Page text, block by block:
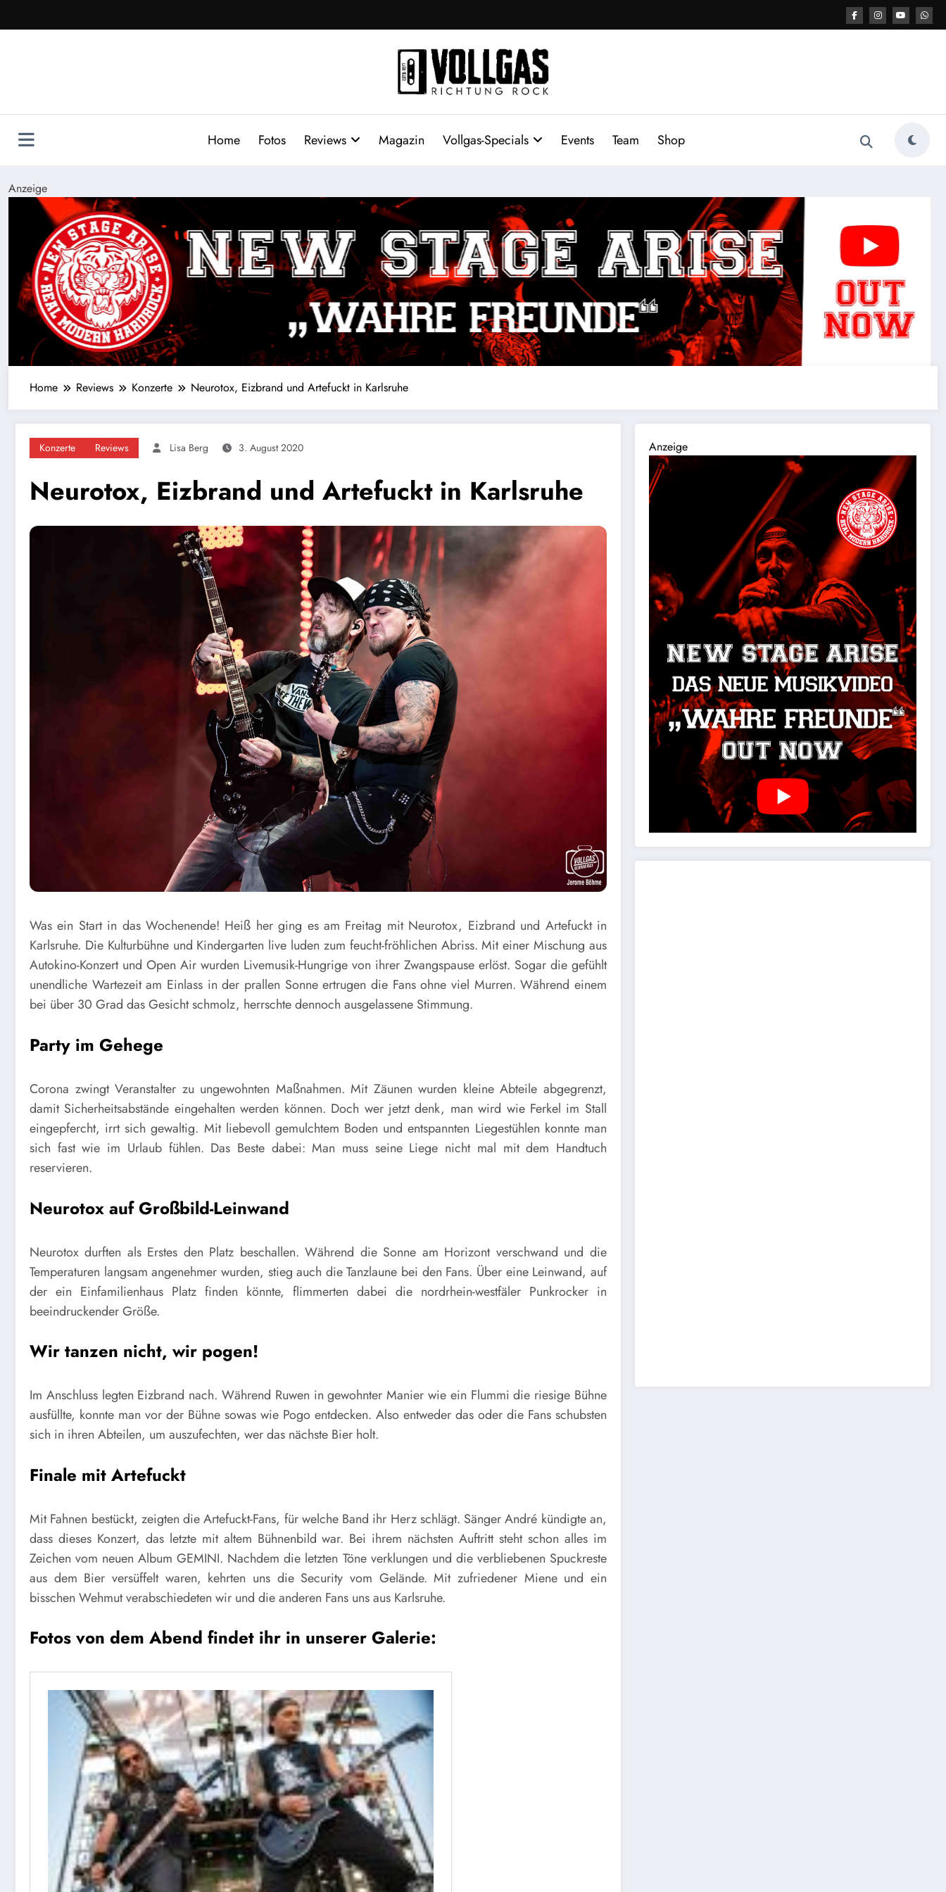
Inhalt
Home Fotos Reviews Magazin Vollgas-Specials Events Team Shop
Anzeige
Home Reviews Konzerte Neurotox, Eizbrand und Artefuckt in Karlsruhe
Konzerte Reviews Lisa Berg 3. August 2020
Neurotox, Eizbrand und Artefuckt in Karlsruhe
Was ein Start in das Wochenende! Heiß her ging es am Freitag mit Neurotox, Eizbrand und Artefucktin
Karlsruhe. Die Kulturbühne und Kindergarten live luden zum feucht-fröhlichen Abriss. Mit einer Mischung aus
Autokino-Konzert und Open Air wurden Livemusik-Hungrige von ihrer Zwangspause erlöst. Sogar die gefühlt
unendliche Wartezeit am Einlass in der prallen Sonne ertrugen die Fans ohne viel Murren. Während einem
bei über 30 Grad das Gesicht schmolz, herrschte dennoch ausgelassene Stimmung.
Party im Gehege
Corona zwingt Veranstalter zu ungewohnten Maßnahmen. Mit Zäunen wurden kleine Abteile abgegrenzt,
damit Sicherheitsabstände eingehalten werden können. Doch wer jetzt denk, man wird wie Ferkel im Stall
eingepfercht, irrt sich gewaltig. Mit liebevoll gemulchtem Boden und entspannten Liegestühlen konnte man
sich fast wie im Urlaub fühlen. Das Beste dabei: Man muss seine Liege nicht mal mit dem Handtuch
reservieren.
Neurotox auf Großbild-Leinwand
Neurotox durften als Erstes den Platz beschallen. Während die Sonne am Horizont verschwand und die
Temperaturen langsam angenehmer wurden, stieg auch die Tanzlaune bei den Fans. Über eine Leinwand, auf
der ein Einfamilienhaus Platz finden könnte, flimmerten dabei die nordrhein-westfäler Punkrocker in
beeindruckender Größe.
Wir tanzen nicht, wir pogen!
Im Anschluss legten Eizbrand nach. Während Ruwen in gewohnter Manier wie ein Flummi die riesige Bühne
ausfüllte, konnte man vor der Bühne sowaswie Pogo entdecken. Also entweder das oder die Fans schubsten
sich in ihren Abteilen, um auszufechten, wer das nächste Bier holt.
Finale mit Artefuckt
Mit Fahnen bestückt, zeigten dieArtefuckt-Fans, für welche Band ihr Herz schlägt. Sänger André kündigte an,
dass dieses Konzert, das letzte mit altem Bühnenbild war. Bei ihrem nächsten Auftritt steht schon alles im
Zeichen vom neuen Album GEMINI. Nachdem die letzten Töne verklungen und die verbliebenen Spuckreste
aus dem Bier versüffeltwaren, kehrten uns die Security vom Gelände.Mit zufriedener Miene und ein
bisschen Wehmut verabschiedeten wir und die anderen Fans uns aus Karlsruhe.
Fotos von dem Abend findet ihr in unserer Galerie:
Anzeige